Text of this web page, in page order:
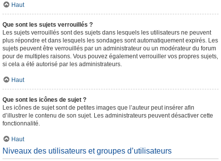
Haut
Que sont les sujets verrouillés ?
Les sujets verrouillés sont des sujets dans lesquels les utilisateurs ne peuvent
plus répondre et dans lesquels les sondages sont automatiquement expirés. Les
sujets peuvent être verrouillés par un administrateur ou un modérateur du forum
pour de multiples raisons. Vous pouvez également verrouiller vos propres sujets,
si cela a été autorisé par les administrateurs.
Haut
Que sont les icônes de sujet ?
Les icônes de sujet sont de petites images que l’auteur peut insérer afin
d’illustrer le contenu de son sujet. Les administrateurs peuvent désactiver cette
fonctionnalité.
Haut
Niveaux des utilisateurs et groupes d’utilisateurs